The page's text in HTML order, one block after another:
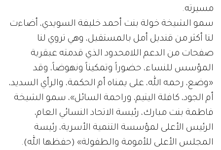
مسيرته.
سمو الشيخة خولة بنت أحمد خليفة السويدي، أضاءت
لنا أكثر من قنديل أمل بالمستقبل، وهي تروي لنا
صفحات من الدعم اللامحدود الذي قدمته عبقرية
المؤسس للنساء، حضوراً وتمكيناً ونهوضاً، وقد
«وضع، رحمه الله، على يمناه أم الحكمة، والرأي السديد،
أم الجود، كافلة اليتيم، وراحمة السائل»، سمو الشيخة
فاطمة بنت مبارك، رئيسة الاتحاد النسائي العام،
الرئيس الأعلى لمؤسسة التنمية الأسرية، رئيسة
المجلس الأعلى للأمومة والطفولة» (حفظها الله).